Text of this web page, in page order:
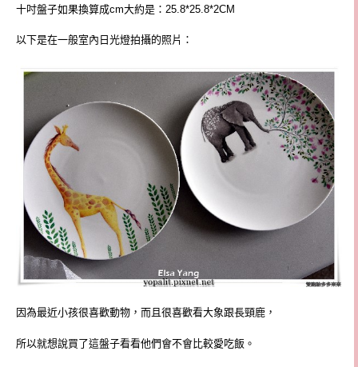
十吋盤子如果換算成cm大約是：25.8*25.8*2CM
以下是在一般室內日光燈拍攝的照片：
因為最近小孩很喜歡動物，而且很喜歡看大象跟長頸鹿，
所以就想說買了這盤子看看他們會不會比較愛吃飯 。